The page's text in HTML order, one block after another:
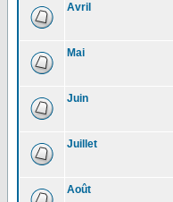
Avril
Mai
Juin
Juillet
Août